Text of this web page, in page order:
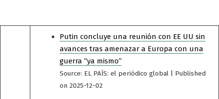
Putin concluye una reunión con EE UU sin
avances tras amenazar a Europa con una
guerra “ya mismo”
Source: EL PAÍS: el periódico global
Published
on 2025-12-02